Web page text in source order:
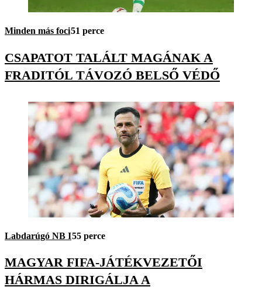
Minden más foci51 perce
CSAPATOT TALÁLT MAGÁNAK A
FRADITÓL TÁVOZÓ BELSŐ VÉDŐ
Labdarúgó NB I55 perce
MAGYAR FIFA-JÁTÉKVEZETŐI
HÁRMAS DIRIGÁLJA A